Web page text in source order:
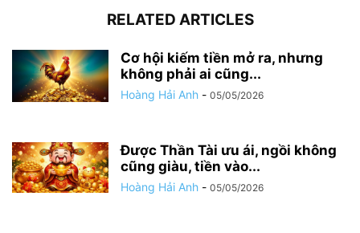
RELATED ARTICLES
Cơ hội kiếm tiền mở ra, nhưng
không phải ai cũng...
Hoàng Hải Anh - 05/05/2026
Được Thần Tài ưu ái, ngồi không
cũng giàu, tiền vào...
Hoàng Hải Anh - 05/05/2026